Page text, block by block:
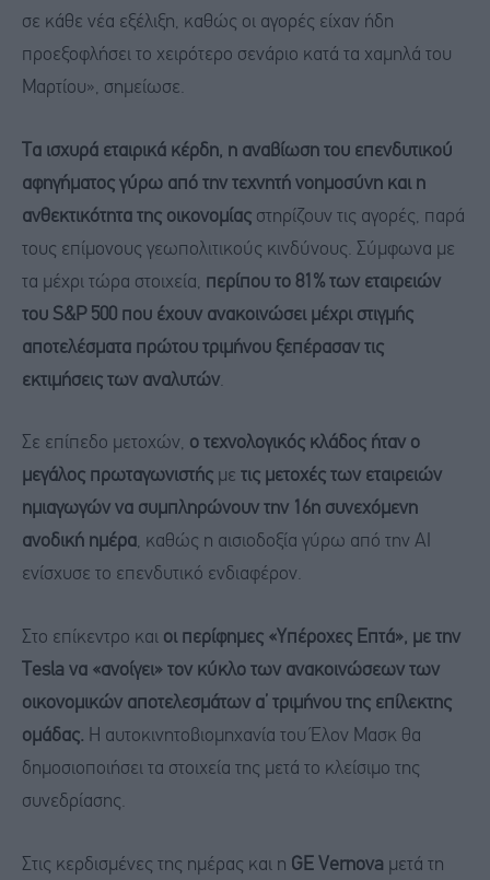
σε κάθε νέα εξέλιξη, καθώς οι αγορές είχαν ήδη
προεξοφλήσει το χειρότερο σενάριο κατά τα χαμηλά του
Μαρτίου», σημείωσε.
Τα ισχυρά εταιρικά κέρδη, η αναβίωση του επενδυτικού
αφηγήματος γύρω από την τεχνητή νοημοσύνη και η
ανθεκτικότητα της οικονομίας στηρίζουν τις αγορές, παρά
τους επίμονους γεωπολιτικούς κινδύνους. Σύμφωνα με
τα μέχρι τώρα στοιχεία, περίπου το 81% των εταιρειών
του S&P 500 που έχουν ανακοινώσει μέχρι στιγμής
αποτελέσματα πρώτου τριμήνου ξεπέρασαν τις
εκτιμήσεις των αναλυτών.
Σε επίπεδο μετοχών, ο τεχνολογικός κλάδος ήταν ο
μεγάλος πρωταγωνιστής με τις μετοχές των εταιρειών
ημιαγωγών να συμπληρώνουν την 16η συνεχόμενη
ανοδική ημέρα, καθώς η αισιοδοξία γύρω από την AI
ενίσχυσε το επενδυτικό ενδιαφέρον.
Στο επίκεντρο και οι περίφημες «Υπέροχες Επτά», με την
Tesla να «ανοίγει» τον κύκλο των ανακοινώσεων των
οικονομικών αποτελεσμάτων α’ τριμήνου της επίλεκτης
ομάδας. Η αυτοκινητοβιομηχανία του Έλον Μασκ θα
δημοσιοποιήσει τα στοιχεία της μετά το κλείσιμο της
συνεδρίασης.
Στις κερδισμένες της ημέρας και η GE Vernova μετά τη